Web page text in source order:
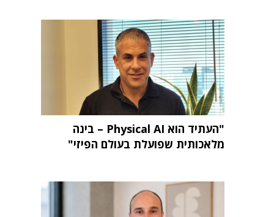
"העתיד הוא Physical AI – בינה
מלאכותית שפועלת בעולם הפיזי"